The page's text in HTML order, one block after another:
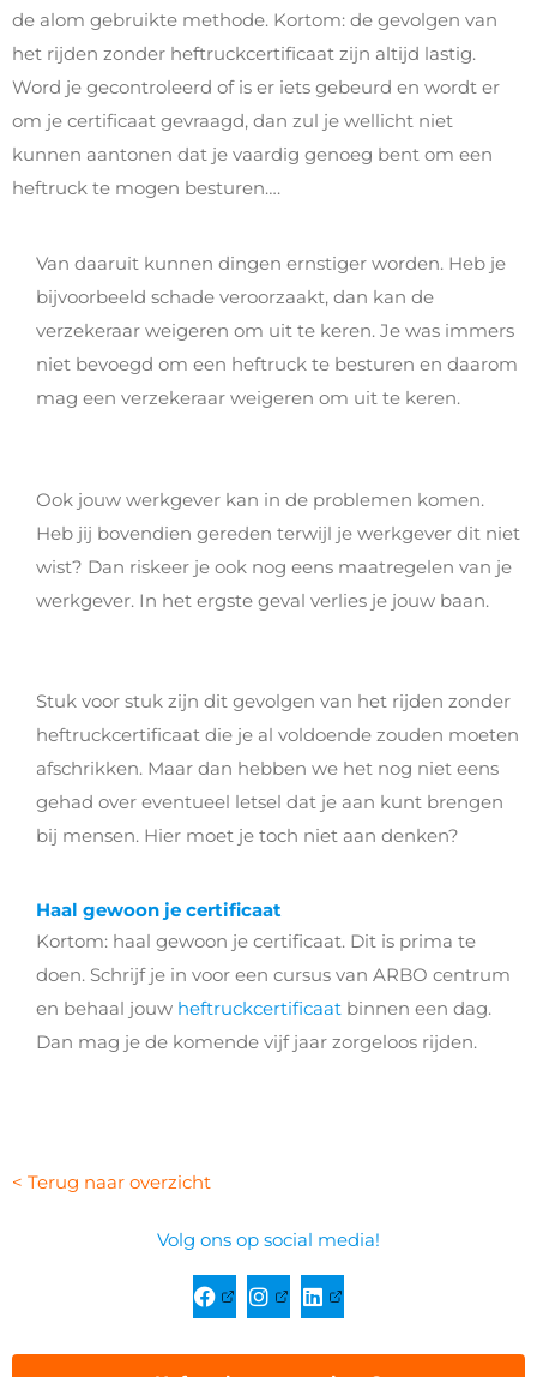
de alom gebruikte methode. Kortom: de gevolgen van
het rijden zonder heftruckcertificaat zijn altijd lastig.
Word je gecontroleerd of is er iets gebeurd en wordt er
om je certificaat gevraagd, dan zul je wellicht niet
kunnen aantonen dat je vaardig genoeg bent om een
heftruck te mogen besturen….
Van daaruit kunnen dingen ernstiger worden. Heb je
bijvoorbeeld schade veroorzaakt, dan kan de
verzekeraar weigeren om uit te keren. Je was immers
niet bevoegd om een heftruck te besturen en daarom
mag een verzekeraar weigeren om uit te keren.
Ook jouw werkgever kan in de problemen komen.
Heb jij bovendien gereden terwijl je werkgever dit niet
wist? Dan riskeer je ook nog eens maatregelen van je
werkgever. In het ergste geval verlies je jouw baan.
Stuk voor stuk zijn dit gevolgen van het rijden zonder
heftruckcertificaat die je al voldoende zouden moeten
afschrikken. Maar dan hebben we het nog niet eens
gehad over eventueel letsel dat je aan kunt brengen
bij mensen. Hier moet je toch niet aan denken?
Haal gewoon je certificaat
Kortom: haal gewoon je certificaat. Dit is prima te
doen. Schrijf je in voor een cursus van ARBO centrum
en behaal jouw heftruckcertificaat binnen een dag.
Dan mag je de komende vijf jaar zorgeloos rijden.
< Terug naar overzicht
Volg ons op social media!